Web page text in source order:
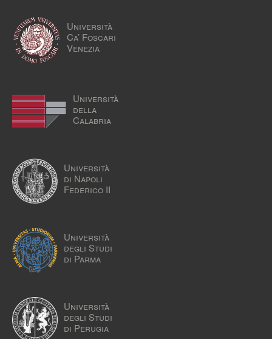
Università
Ca’ Foscari
Venezia
Università
della
Calabria
Università
di Napoli
Federico II
Università
degli Studi
di Parma
Università
degli Studi
di Perugia